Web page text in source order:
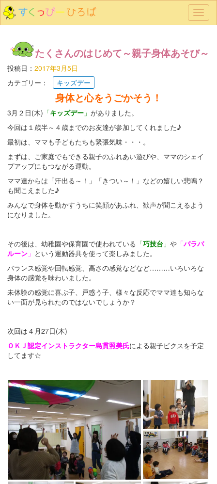
メ
ニ
たくさんのはじめて～親子身体あそび～
投稿日： 2017年3月5日
カテゴリー：
キッズデー
身体と心をうごかそう！
3月２日(木) 「キッズデー 」 がありました。
今回は１歳半～４歳までのお友達が参加してくれました♪
最初は、ママも子どもたちも緊張気味・・・。
まずは、ご家庭でもできる親子のふれあい遊びや、ママのシェイ
プアップにもつながる運動。
ママ達からは「汗出る～！」「きつい～！」などの嬉しい悲鳴？
も聞こえました♪
みんなで身体を動かすうちに笑顔があふれ、歓声が聞こえるよう
になりました。
その後は、幼稚園や保育園で使われている 「巧技台 」 や 「パラバ
ルーン 」 という運動器具を使って楽しみました。
バランス感覚や回転感覚、高さの感覚などなど………いろいろな
身体の感覚を味わいました。
未体験の感覚に喜ぶ子、戸惑う子、様々な反応でママ達も知らな
い一面が見られたのではないでしょうか？
次回は４月27日(木)
ＯＫＪ認定インストラクター島貫照美氏による親子ビクスを予定
してます☆